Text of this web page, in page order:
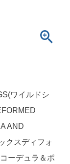
ワイルドシ
AND
クスディフォ
ーデュラ＆ポ